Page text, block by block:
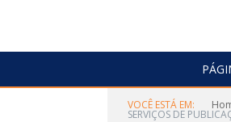
VOCÊ ESTÁ EM:
SERVIÇOS DE